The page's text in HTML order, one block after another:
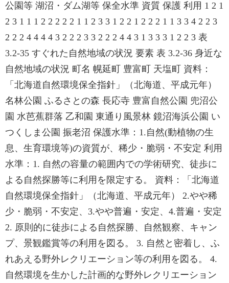
公園等 湖沼・ダム湖等 保全水準 資質 保護 利用 1 2 1
2 3 1 1 1 2 2 2 2 2 1 1 2 3 3 1 2 2 1 2 2 2 1 1 3 3 4 2 2 3
2 2 2 4 4 4 4 3 2 2 2 3 3 2 2 2 4 4 3 1 3 3 3 1 2 2 3 表
3.2-35 すぐれた自然地域の状況 要素 表 3.2-36 身近な
自然地域の状況 町名 幌延町 豊富町 天塩町 資料：
「北海道自然環境保全指針」（北海道、平成元年）
名林公園 ふるさとの森 長応寺 豊富自然公園 兜沼公
園 水芭蕉群落 乙和園 東通り風景林 鏡沼海浜公園 い
つくしま公園 振老沼 保護水準：1.自然(動植物の生
息、生育環境等)の資質が、稀少・脆弱・不安定 利用
水準：1. 自然の容量の範囲内での学術研究、徒歩に
よる自然探勝等に利用を限定する。 資料：「北海道
自然環境保全指針」（北海道、平成元年） 2.やや稀
少・脆弱・不安定、3.やや普遍・安定、4.普遍・安定
2. 原則的に徒歩による自然探勝、自然観察、キャン
プ、景観鑑賞等の利用を図る。 3. 自然と密着し、ふ
れあえる野外レクリエーション等の利用を図る。 4.
自然環境を生かした計画的な野外レクリエーション